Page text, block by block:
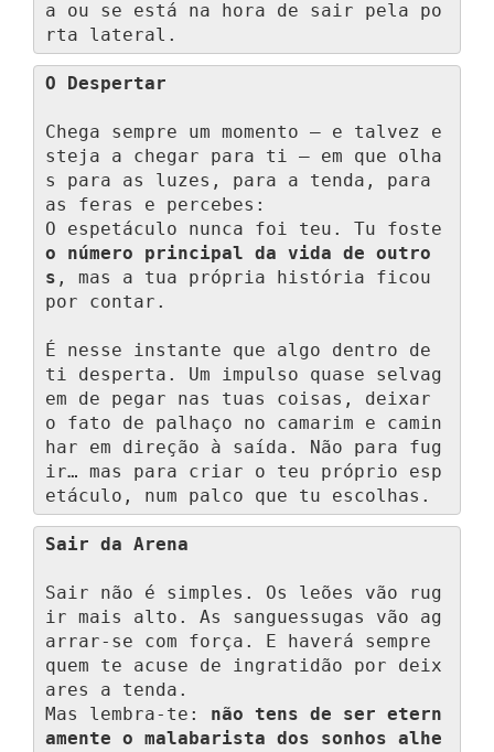
a ou se está na hora de sair pela po
rta lateral.
O Despertar
Chega sempre um momento — e talvez e
steja a chegar para ti — em que olha
s para as luzes, para a tenda, para
as feras e percebes:
o número principal da vida de outro
s , mas a tua própria história ficou
por contar.
É nesse instante que algo dentro de
ti desperta. Um impulso quase selvag
em de pegar nas tuas coisas, deixar
o fato de palhaço no camarim e camin
har em direção à saída. Não para fug
ir… mas para criar o teu próprio esp
etáculo, num palco que tu escolhas.
Sair da Arena
Sair não é simples. Os leões vão rug
ir mais alto. As sanguessugas vão ag
arrar-se com força. E haverá sempre
quem te acuse de ingratidão por deix
ares a tenda.
Mas lembra-te: não tens de ser etern
amente o malabarista dos sonhos alhe